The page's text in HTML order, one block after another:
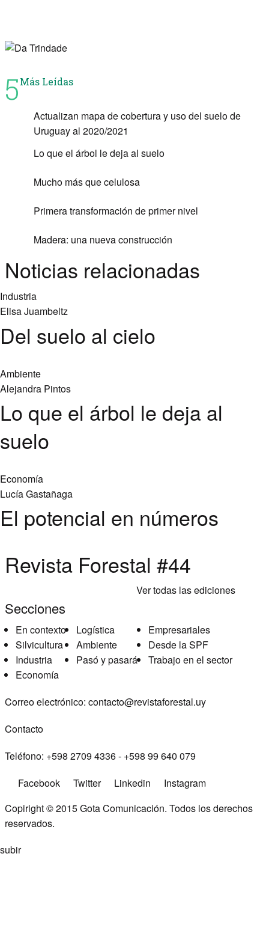
5Más Leídas
Actualizan mapa de cobertura y uso del suelo de
Uruguay al 2020/2021
Lo que el árbol le deja al suelo
Mucho más que celulosa
Primera transformación de primer nivel
Madera: una nueva construcción
Noticias relacionadas
Industria
Elisa Juambeltz
Del suelo al cielo
Ambiente
Alejandra Pintos
Lo que el árbol le deja al
suelo
Economía
Lucía Gastañaga
El potencial en números
Revista Forestal #44
Ver todas las ediciones
Secciones
En contexto
Silvicultura
Industria
Economía
Logística
Ambiente
Pasó y pasará
Empresariales
Desde la SPF
Trabajo en el sector
Correo electrónico: contacto@revistaforestal.uy
Contacto
Teléfono: +598 2709 4336 ­- +598 99 640 079
Facebook
Twitter Linkedin
Instagram
Copiright © 2015Gota Comunicación. Todos los derechos
reservados.
subir